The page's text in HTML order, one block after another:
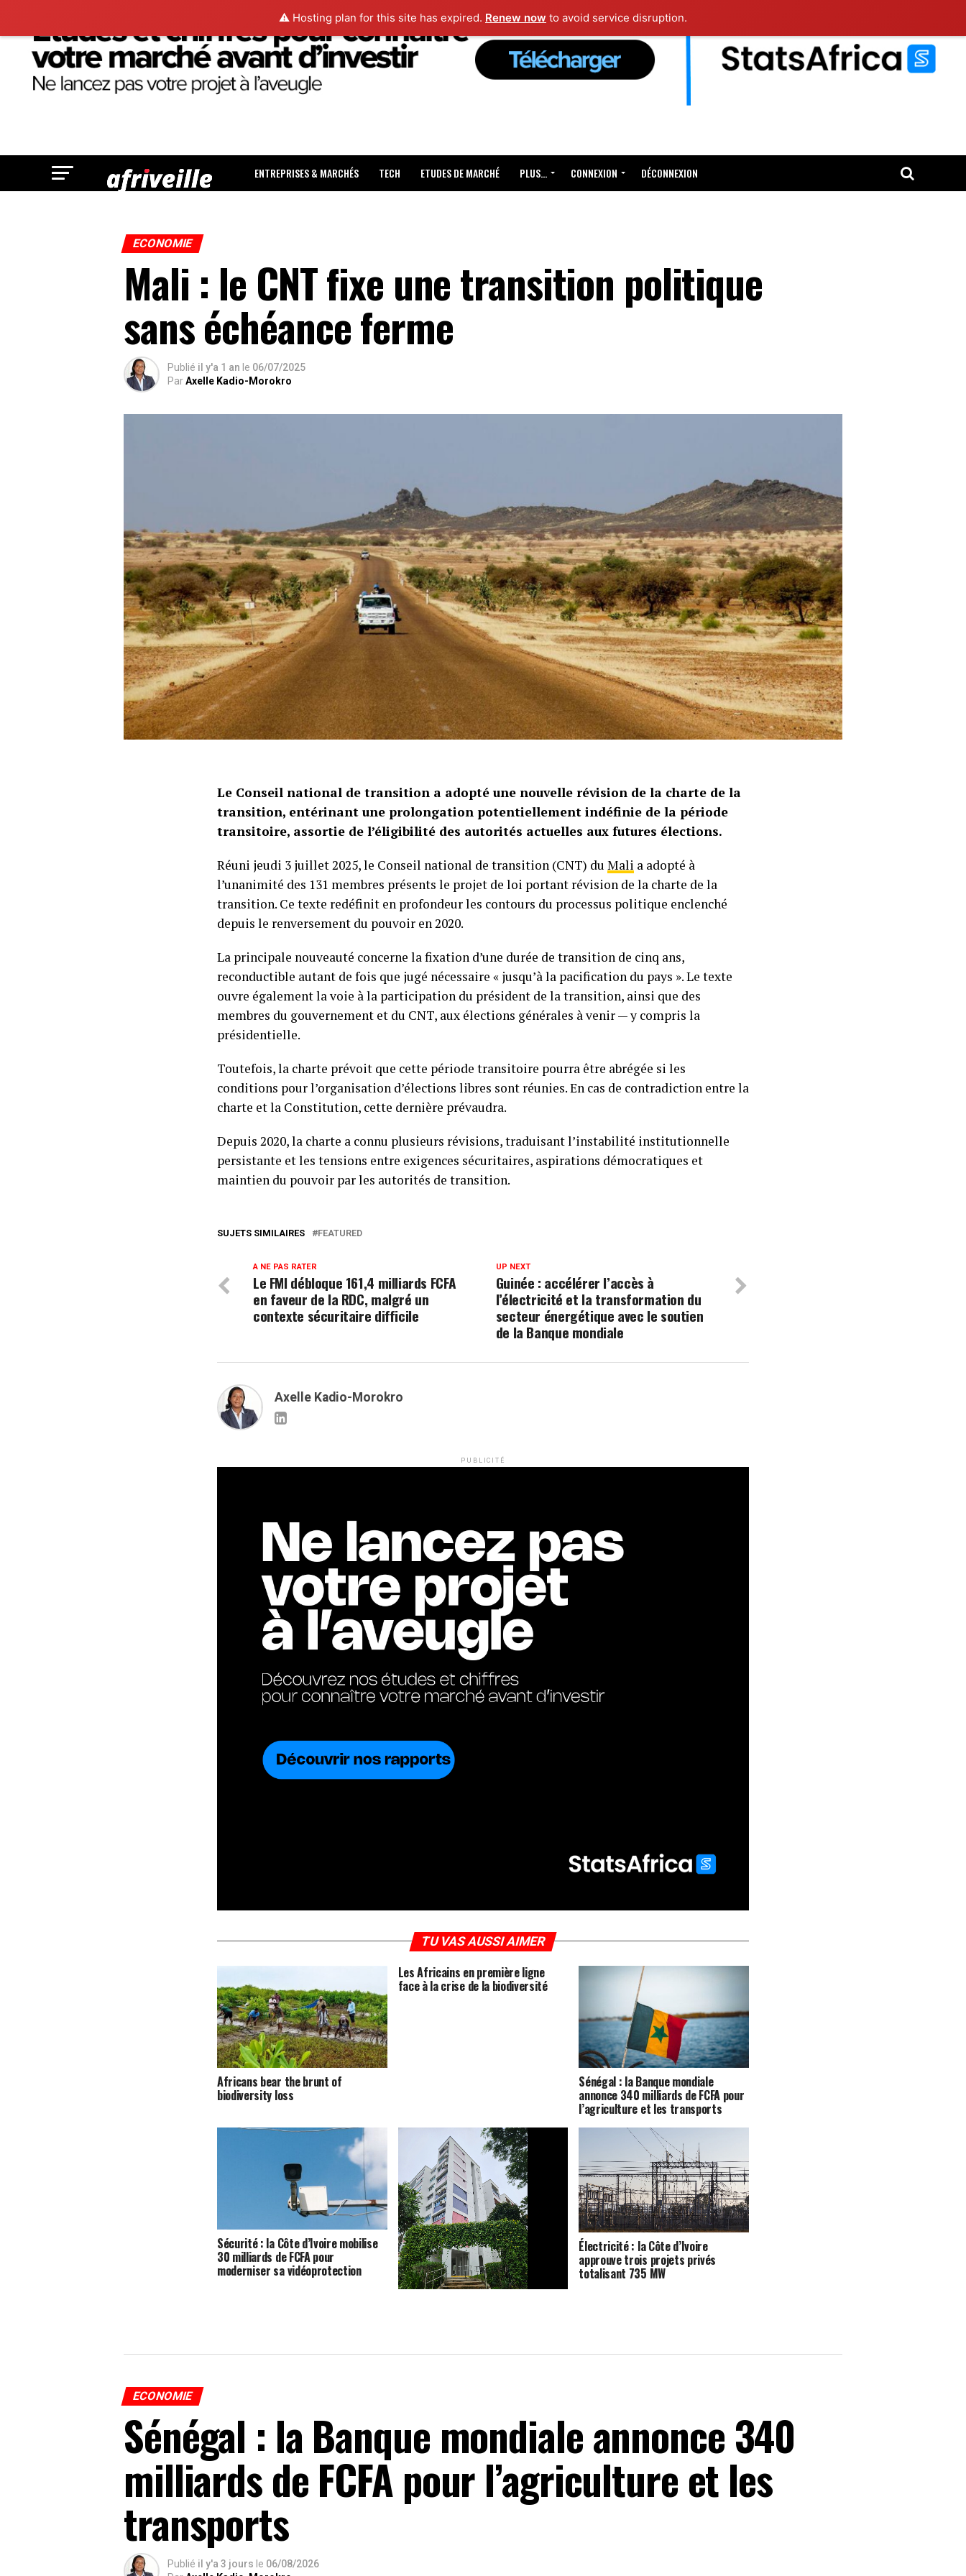
⚠️ Hosting plan for this site has expired. Renew now to avoid service disruption.
ENTREPRISES & MARCHÉS TECH ETUDES DE MARCHÉ PLUS… CONNEXION DÉCONNEXION
ECONOMIE
Mali : le CNT fixe une transition politique
sans échéance ferme
Publié il y'a 1 an le 06/07/2025
ParAxelle Kadio-Morokro
Le Conseil national de transition a adopté une nouvelle révision de la charte de la
transition, entérinant une prolongation potentiellement indéfinie de la période
transitoire, assortie de l’éligibilité des autorités actuelles aux futures élections.
Réuni jeudi 3 juillet 2025, le Conseil national de transition (CNT) du Mali a adopté à
l’unanimité des 131 membres présents le projet de loi portant révision de la charte de la
transition. Ce texte redéfinit en profondeur les contours du processus politique enclenché
depuis le renversement du pouvoir en 2020.
La principale nouveauté concerne la fixation d’une durée de transition de cinq ans,
reconductible autant de fois que jugé nécessaire « jusqu’à la pacification du pays ». Le texte
ouvre également la voie à la participation du président de la transition, ainsi que des
membres du gouvernement et du CNT, aux élections générales à venir — y compris la
présidentielle.
Toutefois, la charte prévoit que cette période transitoire pourra être abrégée si les
conditions pour l’organisation d’élections libres sont réunies. En cas de contradiction entre la
charte et la Constitution, cette dernière prévaudra.
Depuis 2020, la charte a connu plusieurs révisions, traduisant l’instabilité institutionnelle
persistante et les tensions entre exigences sécuritaires, aspirations démocratiques et
maintien du pouvoir par les autorités de transition.
SUJETS SIMILAIRES FEATURED
UP NEXT
Guinée : accélérer l’accès à
l’électricité et la transformation du
secteur énergétique avec le soutien
de la Banque mondiale
A NE PAS RATER
Le FMI débloque 161,4 milliards FCFA
en faveur de la RDC, malgré un
contexte sécuritaire difficile
Axelle Kadio-Morokro
PUBLICITÉ
TU VAS AUSSI AIMER
Africans bear the brunt of
biodiversity loss
Les Africains en première ligne
face à la crise de la biodiversité
Sénégal : la Banque mondiale
annonce 340 milliards de FCFA pour
l’agriculture et les transports
Sécurité : la Côte d’Ivoire mobilise
30 milliards de FCFA pour
moderniser sa vidéoprotection
Électricité : la Côte d’Ivoire
approuve trois projets privés
totalisant 735 MW
ECONOMIE
Sénégal : la Banque mondiale annonce 340
milliards de FCFA pour l’agriculture et les
transports
Publié il y'a 3 jours le 06/08/2026